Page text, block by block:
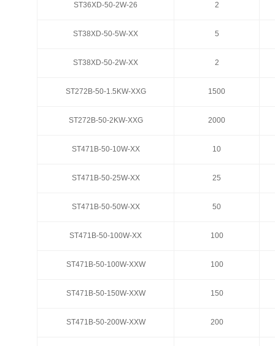
ST36XD-50-2W-26 2
ST38XD-50-5W-XX 5
ST38XD-50-2W-XX 2
ST272B-50-1.5KW-XXG 1500
ST272B-50-2KW-XXG 2000
ST471B-50-10W-XX 10
ST471B-50-25W-XX 25
ST471B-50-50W-XX 50
ST471B-50-100W-XX 100
ST471B-50-100W-XXW 100
ST471B-50-150W-XXW 150
ST471B-50-200W-XXW 200
ST36XD-50-2W-26 2
ST38XD-50-5W-XX 5
ST38XD-50-2W-XX 2
ST272B-50-1.5KW-XXG 1500
ST272B-50-2KW-XXG 2000
ST471B-50-10W-XX 10
ST471B-50-25W-XX 25
ST471B-50-50W-XX 50
ST471B-50-100W-XX 100
ST471B-50-100W-XXW 100
ST471B-50-150W-XXW 150
ST471B-50-200W-XXW 200